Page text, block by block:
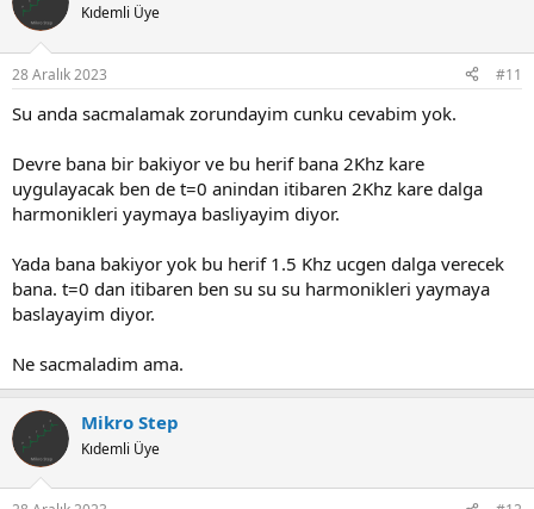
Kıdemli Üye
28 Aralık 2023 #11
Su anda sacmalamak zorundayim cunku cevabim yok.
Devre bana bir bakiyor ve bu herif bana 2Khz kare
uygulayacak ben de t=0 anindan itibaren 2Khz kare dalga
harmonikleri yaymaya basliyayim diyor.
Yada bana bakiyor yok bu herif 1.5 Khz ucgen dalga verecek
bana. t=0 dan itibaren ben su su su harmonikleri yaymaya
baslayayim diyor.
Ne sacmaladim ama.
Mikro Step
Kıdemli Üye